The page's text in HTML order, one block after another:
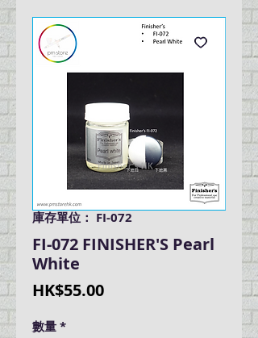
庫存單位： FI-072
FI-072 FINISHER'S Pearl
White
HK$55.00價
數量*